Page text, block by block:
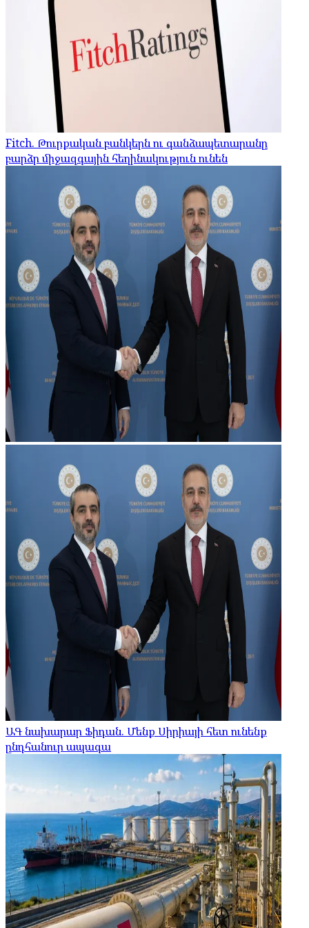
Fitch. Թուրքական բանկերն ու գանձապետարանը
բարձր միջազգային հեղինակություն ունեն
ԱԳ նախարար Ֆիդան. Մենք Սիրիայի հետ ունենք
ընդհանուր ապագա